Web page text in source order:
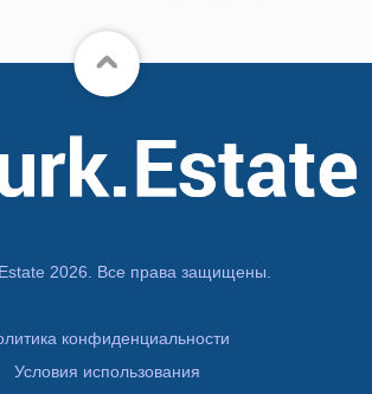
2026. Все права защищены.
конфиденциальности
Условия использования